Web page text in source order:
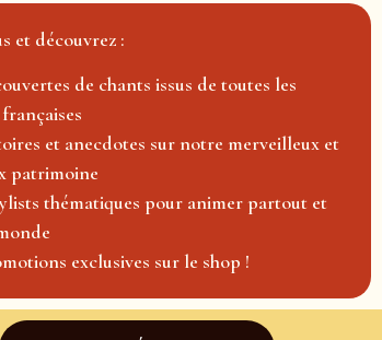
et découvrez :
de chants issus de toutes les
et anecdotes sur notre merveilleux et
patrimoine
thématiques pour animer partout et
exclusives sur le shop !